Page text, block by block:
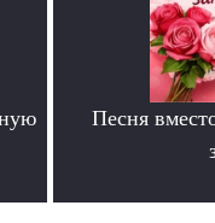
Песня